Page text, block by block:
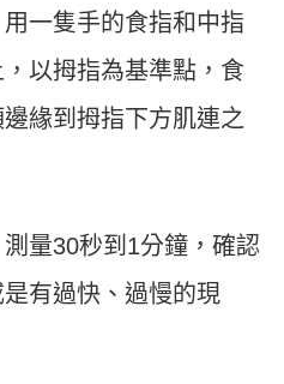
⽤⼀隻⼿的食指和中指
以拇指為基準點，食
緣到拇指下⽅肌連之
測量30秒到1分鐘，確認
有過快、過慢的現